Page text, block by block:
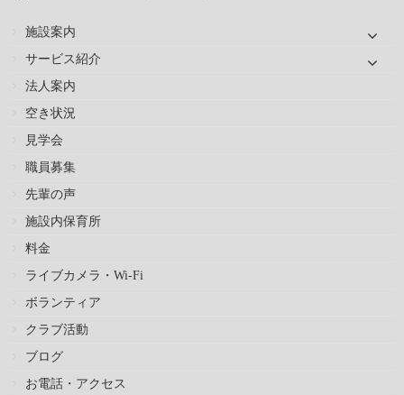
施設案内
サービス紹介
法人案内
空き状況
見学会
職員募集
先輩の声
施設内保育所
料金
ライブカメラ・Wi-Fi
ボランティア
クラブ活動
ブログ
お電話・アクセス